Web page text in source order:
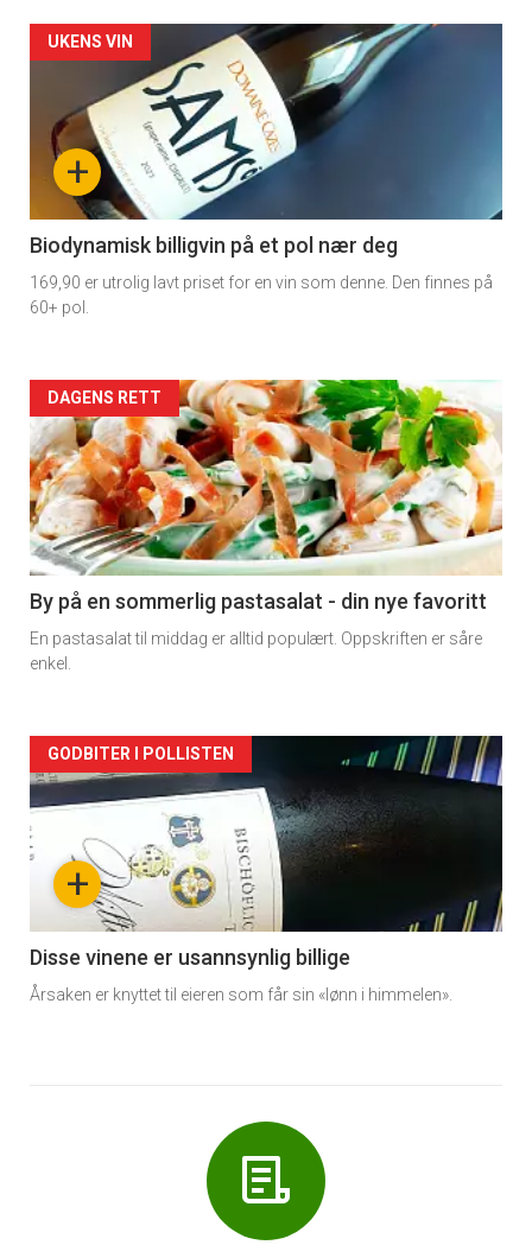
Forsiden
akkurat
nå
4
+
UKENS VIN
Biodynamisk billigvin på et pol nær deg
169,90 er utrolig lavt priset for en vin som denne. Den finnes på
60+ pol.
Forsiden
akkurat
nå
-
5
DAGENS RETT
By på en sommerlig pastasalat - din nye favoritt
En pastasalat til middag er alltid populært. Oppskriften er såre
enkel.
Forsiden
akkurat
nå
6
+
GODBITER I POLLISTEN
Disse vinene er usannsynlig billige
Årsaken er knyttet til eieren som får sin «lønn i himmelen».